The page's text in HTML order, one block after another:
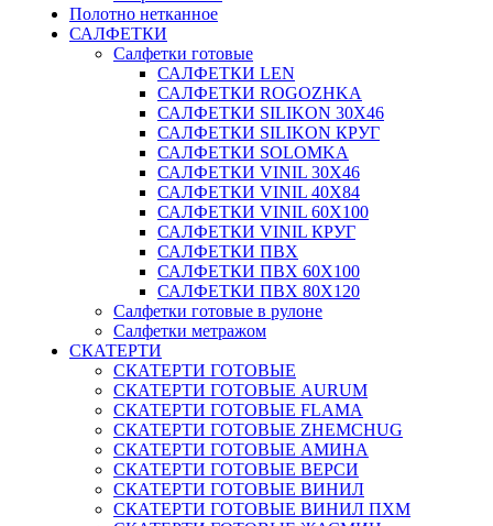
Полотно нетканное
САЛФЕТКИ
Салфетки готовые
САЛФЕТКИ LEN
САЛФЕТКИ ROGOZHKA
САЛФЕТКИ SILIKON 30Х46
САЛФЕТКИ SILIKON КРУГ
САЛФЕТКИ SOLOMKA
САЛФЕТКИ VINIL 30Х46
САЛФЕТКИ VINIL 40Х84
САЛФЕТКИ VINIL 60Х100
САЛФЕТКИ VINIL КРУГ
САЛФЕТКИ ПВХ
САЛФЕТКИ ПВХ 60Х100
САЛФЕТКИ ПВХ 80Х120
Салфетки готовые в рулоне
Салфетки метражом
СКАТЕРТИ
СКАТЕРТИ ГОТОВЫЕ
СКАТЕРТИ ГОТОВЫЕ AURUM
СКАТЕРТИ ГОТОВЫЕ FLAMA
СКАТЕРТИ ГОТОВЫЕ ZHEMCHUG
СКАТЕРТИ ГОТОВЫЕ АМИНА
СКАТЕРТИ ГОТОВЫЕ ВЕРСИ
СКАТЕРТИ ГОТОВЫЕ ВИНИЛ
СКАТЕРТИ ГОТОВЫЕ ВИНИЛ ПХМ